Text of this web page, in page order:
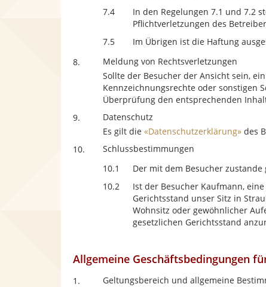
7.4
In den Regelungen 7.1 und 7.2
Pflichtverletzungen des
7.5
Im Übrigen ist die Haftung
8.
Meldung von Rechtsverletzungen
Sollte der Besucher der Ansicht sein,
Kennzeichnungsrechte oder sonstigen
Überprüfung den entsprechenden
9.
Datenschutz
Es gilt die «Datenschutzerklärung» des
10.
Schlussbestimmungen
10.1
Der mit dem Besucher
10.2
Ist der Besucher Kaufmann,
Gerichtsstand unser Sitz in
Wohnsitz oder gewöhnlicher
gesetzlichen Gerichtsstand
Allgemeine Geschäftsbedingungen
1.
Geltungsbereich und allgemeine